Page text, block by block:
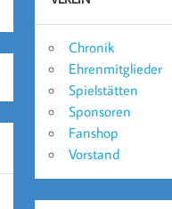
Chronik
Ehrenmitglieder
Spielstätten
Sponsoren
Fanshop
Vorstand